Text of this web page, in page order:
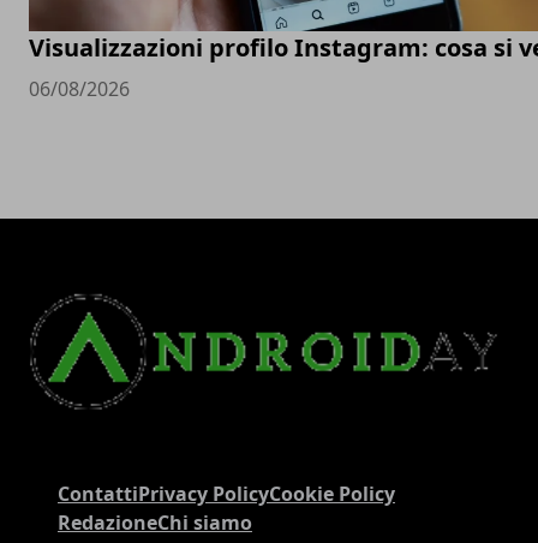
Visualizzazioni profilo Instagram: cosa si
06/08/2026
ContattiPrivacy PolicyCookie Policy
RedazioneChi siamo